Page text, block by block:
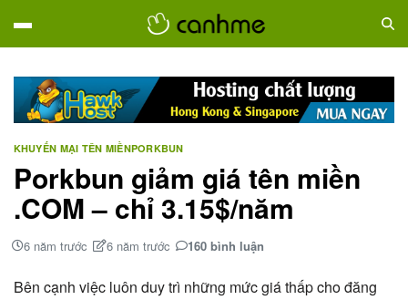
KHUYẾN MẠI TÊN MIỀNPORKBUN
Porkbun giảm giá tên miền
.COM – chỉ 3.15$/năm
6 năm trước 6 năm trước 160 bình luận
Bên cạnh việc luôn duy trì những mức giá thấp cho đăng